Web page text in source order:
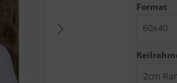
Format
60x40
2cm